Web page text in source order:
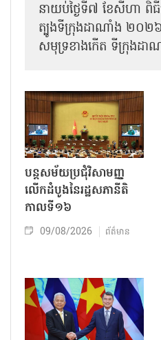
នាយប់ថ្ងៃទី៧ ខែសីហា ពិ
ត្បូងទីក្រុងដាណាំង ២០២៦
សមុទ្រខាងកើត ទីក្រុងដា
បន្តសម័យប្រជុំវិសាមញ្ញ
លើកដំបូងនៃរដ្ឋសភានីតិ
កាលទី១៦
09/08/2026 ព័ត៌មាន